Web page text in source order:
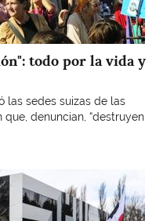
todo por la vida y
las sedes suizas de las
denuncian, “destruyen